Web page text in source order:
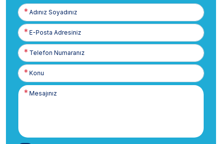
Adınız
Soyadınız
E-
Posta
Telefon
Numaranız